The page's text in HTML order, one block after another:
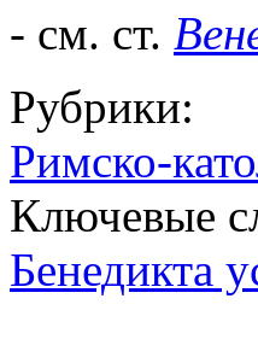
- см. ст.
Рубрики:
Римско-
Ключевые
Бенедикта